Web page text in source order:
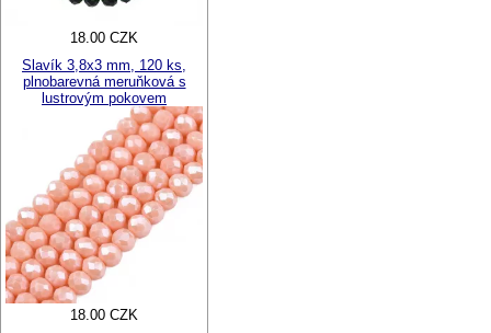
18.00 CZK
Slavík 3,8x3 mm, 120 ks,
plnobarevná meruňková s
lustrovým pokovem
18.00 CZK